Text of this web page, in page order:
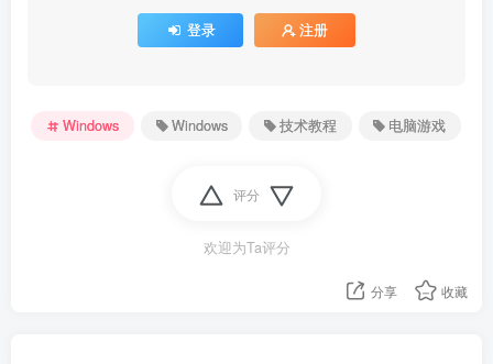
登录 注册
Windows Windows 技术教程 电脑游戏
评分
欢迎为Ta评分
分享 收藏